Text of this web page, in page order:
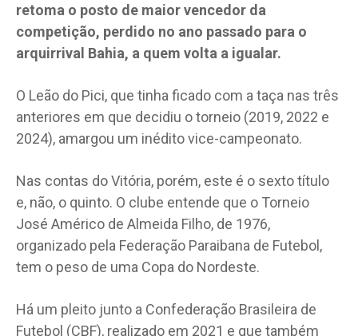
retoma o posto de maior vencedor da
competição, perdido no ano passado para o
arquirrival Bahia, a quem volta a igualar.
O Leão do Pici, que tinha ficado com a taça nas três ​
anteriores em que decidiu o torneio (2019, 2022 e
2024), amargou um inédito vice-campeonato.
Nas contas do Vitória, porém, este é o sexto título
e, não, o quinto. O clube entende que o Torneio
José Américo de Almeida Filho, de 1976,
organizado pela Federação Paraibana de Futebol,
tem o peso de uma Copa do Nordeste.
Há um pleito junto a Confederação Brasileira de
Futebol (CBF), realizado em 2021 e que também